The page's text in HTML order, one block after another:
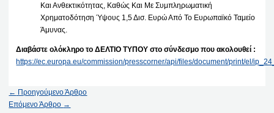
Και Ανθεκτικότητας, Καθώς Και Με Συμπληρωματική
Χρηματοδότηση Ύψους 1,5 Δισ. Ευρώ Από Το Ευρωπαϊκό Ταμείο
Άμυνας.
Διαβάστε ολόκληρο το ΔΕΛΤΙΟ ΤΥΠΟΥ στο σύνδεσμο που ακολουθεί :
https://ec.europa.eu/commission/presscorner/api/files/document/print/el/
← Προηγούμενο Άρθρο
Επόμενο Άρθρο →